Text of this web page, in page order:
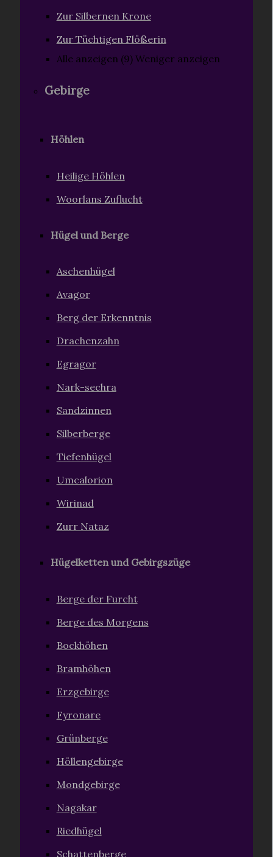
Zur Silbernen Krone
Zur Tüchtigen Flößerin
Alle anzeigen (9) Weniger anzeigen
Gebirge
Höhlen
Heilige Höhlen
Woorlans Zuflucht
Hügel und Berge
Aschenhügel
Avagor
Berg der Erkenntnis
Drachenzahn
Egragor
Nark-sechra
Sandzinnen
Silberberge
Tiefenhügel
Umcalorion
Wirinad
Zurr Nataz
Hügelketten und Gebirgszüge
Berge der Furcht
Berge des Morgens
Bockhöhen
Bramhöhen
Erzgebirge
Fyronare
Grünberge
Höllengebirge
Mondgebirge
Nagakar
Riedhügel
Schattenberge